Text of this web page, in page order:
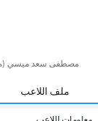
مصطفى سعد ميسي (مصر, 24) هو لاعب كرة قدم, يلعب حاليًا
ملف اللاعب